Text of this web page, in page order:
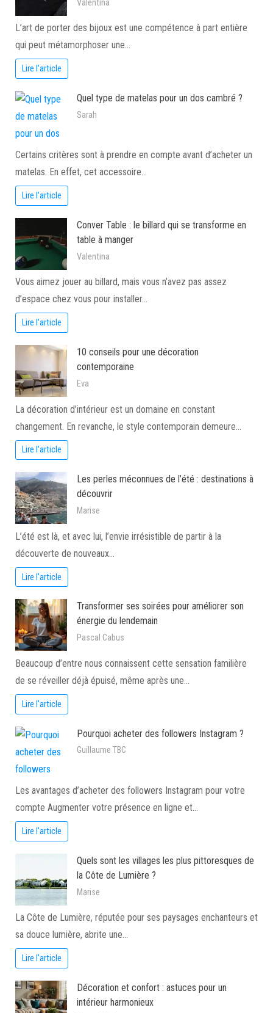
Valentina
L’art de porter des bijoux est une compétence à part entière
qui peut métamorphoser une…
Lire l'article
Quel type de matelas pour un dos cambré ?
Sarah
Certains critères sont à prendre en compte avant d’acheter un
matelas. En effet, cet accessoire…
Lire l'article
Conver Table : le billard qui se transforme en
table à manger
Valentina
Vous aimez jouer au billard, mais vous n’avez pas assez
d’espace chez vous pour installer…
Lire l'article
10 conseils pour une décoration
contemporaine
Eva
La décoration d’intérieur est un domaine en constant
changement. En revanche, le style contemporain demeure…
Lire l'article
Les perles méconnues de l’été : destinations à
découvrir
Marise
L’été est là, et avec lui, l’envie irrésistible de partir à la
découverte de nouveaux…
Lire l'article
Transformer ses soirées pour améliorer son
énergie du lendemain
Pascal Cabus
Beaucoup d’entre nous connaissent cette sensation familière
de se réveiller déjà épuisé, même après une…
Lire l'article
Pourquoi acheter des followers Instagram ?
Guillaume TBC
Les avantages d’acheter des followers Instagram pour votre
compte Augmenter votre présence en ligne et…
Lire l'article
Quels sont les villages les plus pittoresques de
la Côte de Lumière ?
Marise
La Côte de Lumière, réputée pour ses paysages enchanteurs et
sa douce lumière, abrite une…
Lire l'article
Décoration et confort : astuces pour un
intérieur harmonieux